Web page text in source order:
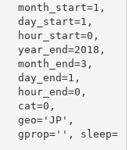
month_start=1 ,
day_start=1 ,
hour_start=0 ,
year_end=2018 ,
month_end=3 ,
day_end=1 ,
hour_end=0 ,
cat=0 ,
geo='JP' ,
gprop='' , sleep=